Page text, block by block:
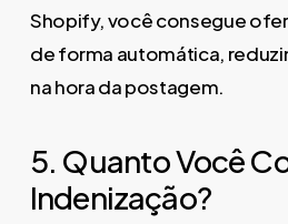
Shopify, você consegue
de forma automática,
na hora da postagem.
5. Quanto Você
Indenização?